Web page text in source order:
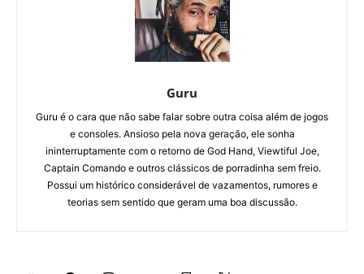
Guru
Guru é o cara que não sabe falar sobre outra coisa além de jogos
e consoles. Ansioso pela nova geração, ele sonha
ininterruptamente com o retorno de God Hand, Viewtiful Joe,
Captain Comando e outros clássicos de porradinha sem freio.
Possui um histórico considerável de vazamentos, rumores e
teorias sem sentido que geram uma boa discussão.